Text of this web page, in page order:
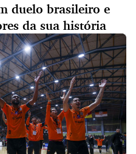
duelo brasileiro e
da sua história